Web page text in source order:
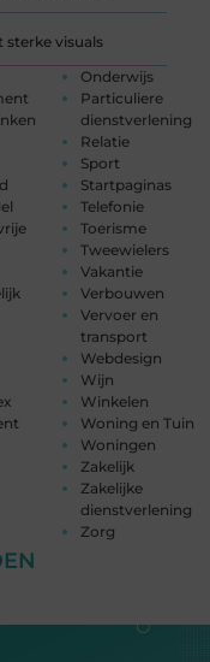
sterke visuals
Onderwijs
Particuliere
dienstverlening
Relatie
Sport
Startpaginas
Telefonie
Toerisme
Tweewielers
Vakantie
Verbouwen
Vervoer en
transport
Webdesign
Wijn
Winkelen
Woning en Tuin
Woningen
Zakelijk
Zakelijke
dienstverlening
Zorg